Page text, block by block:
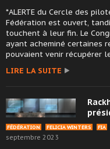
*ALERTE du Cercle des
Fédération est ouvert,
touchent à leur fin. Le
ayant acheminé certaines
pouvaient venir récupérer
LIRE LA SUITE
FÉDÉRATION FELICIA WINTERS FIA
septembre 2023